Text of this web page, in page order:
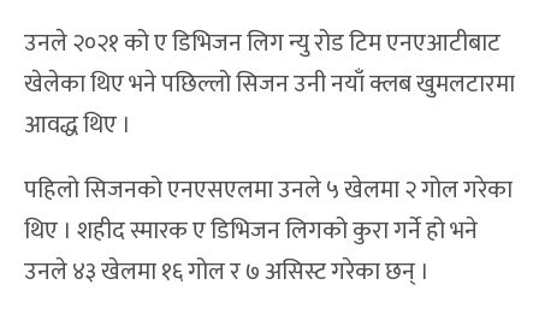
उनले २०२१ को ए डिभिजन लिग न्यु रोड टिम एनएआटीबाट
खेलेका थिए भने पछिल्लो सिजन उनी नयाँ क्लब खुमलटारमा
आवद्ध थिए ।
पहिलो सिजनको एनएसएलमा उनले ५ खेलमा २ गोल गरेका
थिए । शहीद स्मारक ए डिभिजन लिगको कुरा गर्ने हो भने
उनले ४३ खेलमा १६ गोल र ७ असिस्ट गरेका छन् ।